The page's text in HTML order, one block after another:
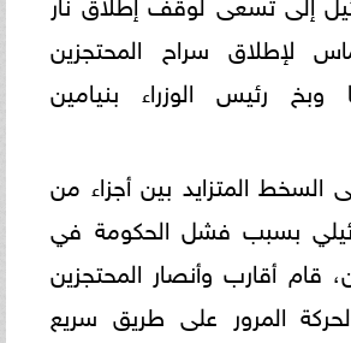
لإطلاق سراح المحتجزين
وبخ رئيس الوزراء بنيامين
السخط المتزايد بين أجزاء من
بسبب فشل الحكومة في
قام أقارب وأنصار المحتجزين
المرور على طريق سريع